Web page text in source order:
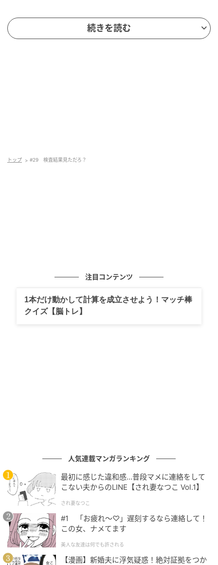
続きを読む
トップ #29 検査結果見ただろ？
注目コンテンツ
1本だけ動かして計算を成立させよう！マッチ棒
クイズ【脳トレ】
人気連載マンガランキング
最初に感じた違和感…普段マメに連絡をして
こない夫からのLINE【され妻なつこ Vol.1】
され妻なつこ
#1 「お疲れ〜♡」遅刻するなら連絡して！
この女、ナメてます
美人な友達は何でも許される
【漫画】新婚夫に浮気疑惑！絶対証拠をつか